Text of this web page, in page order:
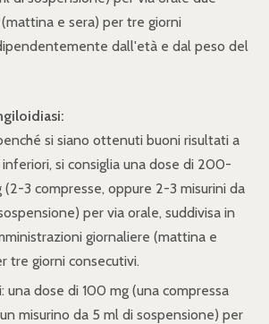
e sera) per tre giorni
dall'età e dal peso del
si siano ottenuti buoni risultati a
inferiori, si consiglia una dose di 200-
3 compresse, oppure 2-3 misurini da
per via orale, suddivisa in
giornaliere (mattina e
tre giorni consecutivi.
una dose di 100 mg (una compressa
misurino da 5 ml di sospensione) per